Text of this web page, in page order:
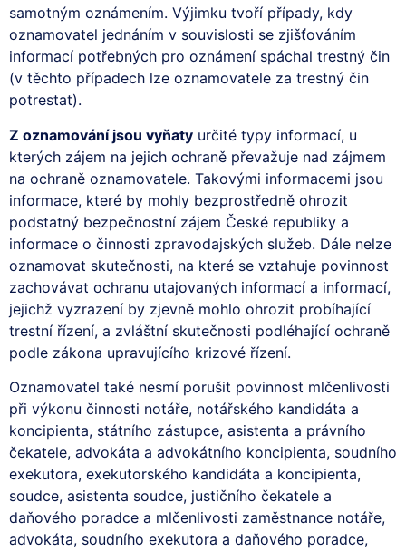
samotným oznámením. Výjimku tvoří případy, kdy
oznamovatel jednáním v souvislosti se zjišťováním
informací potřebných pro oznámení spáchal trestný čin
(v těchto případech lze oznamovatele za trestný čin
potrestat).
Z oznamování jsou vyňaty určité typy informací, u
kterých zájem na jejich ochraně převažuje nad zájmem
na ochraně oznamovatele. Takovými informacemi jsou
informace, které by mohly bezprostředně ohrozit
podstatný bezpečnostní zájem České republiky a
informace o činnosti zpravodajských služeb. Dále nelze
oznamovat skutečnosti, na které se vztahuje povinnost
zachovávat ochranu utajovaných informací a informací,
jejichž vyzrazení by zjevně mohlo ohrozit probíhající
trestní řízení, a zvláštní skutečnosti podléhající ochraně
podle zákona upravujícího krizové řízení.
Oznamovatel také nesmí porušit povinnost mlčenlivosti
při výkonu činnosti notáře, notářského kandidáta a
koncipienta, státního zástupce, asistenta a právního
čekatele, advokáta a advokátního koncipienta, soudního
exekutora, exekutorského kandidáta a koncipienta,
soudce, asistenta soudce, justičního čekatele a
daňového poradce a mlčenlivosti zaměstnance notáře,
advokáta, soudního exekutora a daňového poradce,